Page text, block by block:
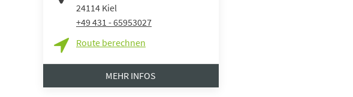
24114 Kiel
+49 431 - 65953027
Route berechnen
MEHR INFOS